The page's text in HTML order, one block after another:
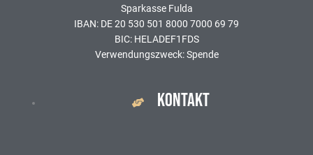
Sparkasse Fulda
IBAN: DE 20 530 501 8000 7000 69 79
BIC: HELADEF1FDS
Verwendungszweck: Spende
KONTAKT